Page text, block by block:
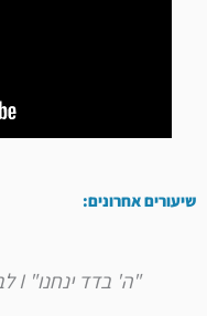
שיעורים אחרונים:
"ה' בדד ינחנו" I לבניינה של תורה – פרשת חוקת